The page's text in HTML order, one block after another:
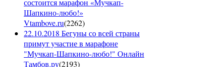
состоится марафон «Мучкап-
Шапкино-любо!»
Vtambove.ru(2262)
22.10.2018 Бегуны со всей страны
примут участие в марафоне
"Мучкап-Шапкино-любо!" Онлайн
Тамбов.ру(2193)